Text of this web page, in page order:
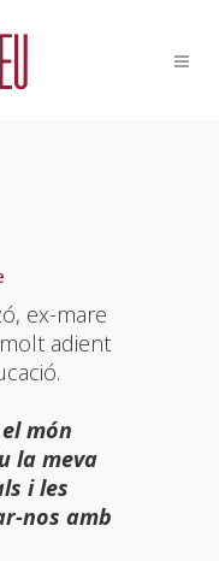
ex-mare
adient
món
la meva
i les
nos amb